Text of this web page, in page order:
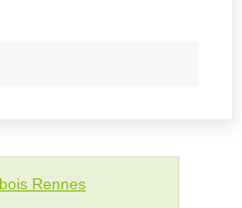
Rennes